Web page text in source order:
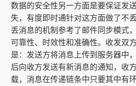
数据的安全性另一方面是要保证发
失，有度即时通针对这方面做了不
丢消息的机制参考了邮件同步模式
可靠性、时效性和准确性。收发双
是：发送方将消息上传到服务器中
后向收方发送有新消息的通知，收
载，消息在传递链条中只要其中有